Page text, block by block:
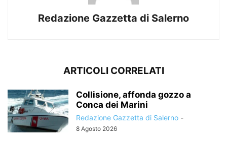
Redazione Gazzetta di Salerno
ARTICOLI CORRELATI
Collisione, affonda gozzo a
Conca dei Marini
Redazione Gazzetta di Salerno -
8 Agosto 2026